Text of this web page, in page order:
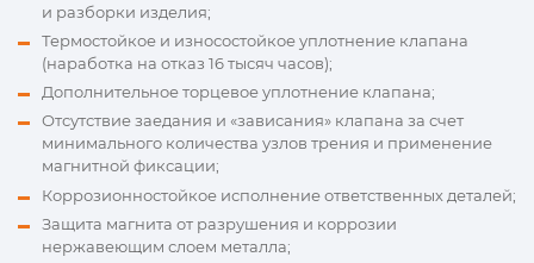
и разборки изделия;
Термостойкое и износостойкое уплотнение клапана
(наработка на отказ 16 тысяч часов);
Дополнительное торцевое уплотнение клапана;
Отсутствие заедания и «зависания» клапана за счет
минимального количества узлов трения и применение
магнитной фиксации;
Коррозионностойкое исполнение ответственных деталей;
Защита магнита от разрушения и коррозии
нержавеющим слоем металла;